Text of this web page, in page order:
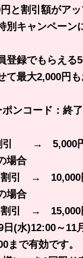
と割引額がアッ
別キャンペーン
登録でもらえる
て最大2,000円
ンコード：終
引 → 5,000円
場合
割引 → 10,000
場合
割引 → 15,000
日(水)12:00～11
まで有効です。